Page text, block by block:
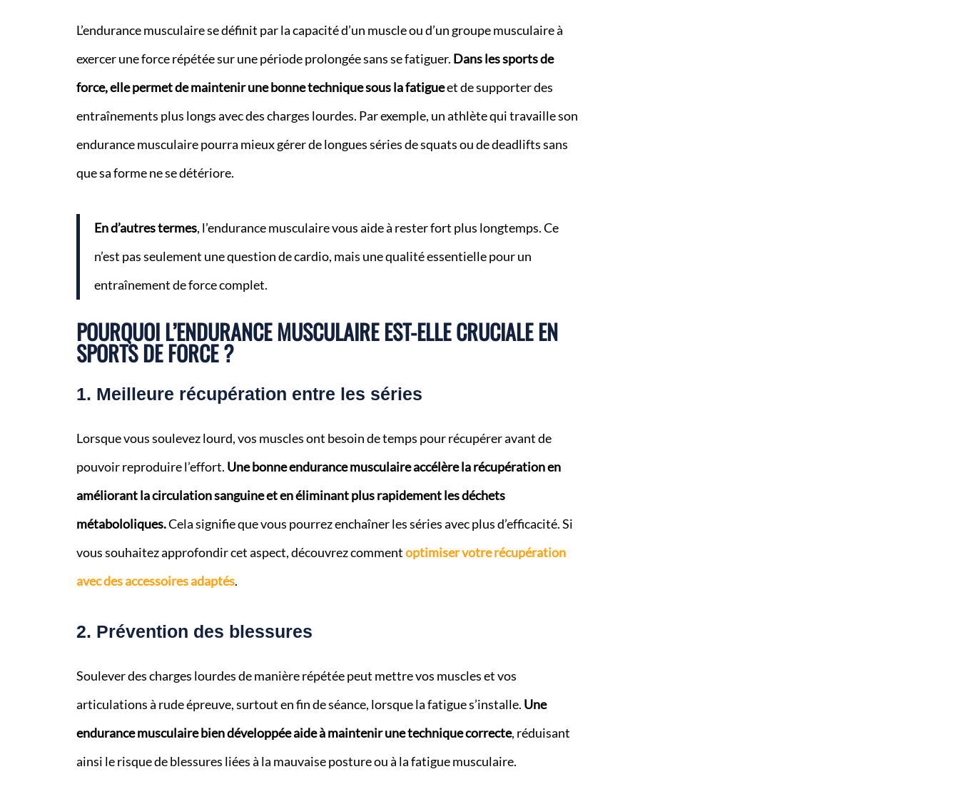
L’endurance musculaire se définit par la capacité d’un muscle ou d’un groupe musculaire à
exercer une force répétée sur une période prolongée sans se fatiguer. Dans les sports de
force, elle permet de maintenir une bonne technique sous la fatigueet de supporter des
entraînements plus longs avec des charges lourdes. Par exemple, un athlète qui travaille son
endurance musculaire pourra mieux gérer de longues séries de squats ou de deadlifts sans
que sa forme ne se détériore.
En d’autres termes, l’endurance musculaire vous aide à rester fort plus longtemps. Ce
n’est pas seulement une question de cardio, mais une qualité essentielle pour un
entraînement de force complet.
POURQUOI L’ENDURANCE MUSCULAIRE EST-ELLE CRUCIALE EN
SPORTS DE FORCE ?
1. Meilleure récupération entre les séries
Lorsque vous soulevez lourd, vos muscles ont besoin de temps pour récupérer avant de
pouvoir reproduire l’effort. Une bonne endurance musculaire accélère la récupération en
améliorant la circulation sanguine et en éliminant plus rapidement les déchets
métabololiques.Cela signifie que vous pourrez enchaîner les séries avec plus d’efficacité. Si
vous souhaitez approfondir cet aspect, découvrez commentoptimiser votre récupération
avec des accessoires adaptés.
2. Prévention des blessures
Soulever des charges lourdes de manière répétée peut mettre vos muscles et vos
articulations à rude épreuve, surtout en fin de séance, lorsque la fatigue s’installe. Une
endurance musculaire bien développée aide à maintenir une technique correcte, réduisant
ainsi le risque de blessures liées à la mauvaise posture ou à la fatigue musculaire.